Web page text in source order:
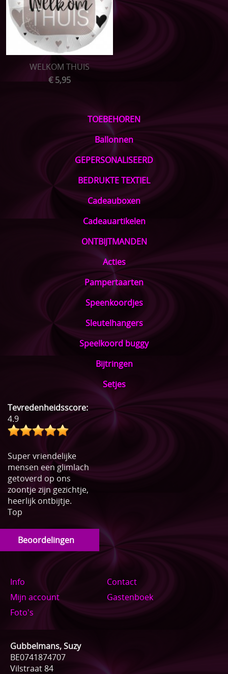
TOEBEHOREN
Ballonnen
GEPERSONALISEERD
BEDRUKTE TEXTIEL
Cadeauboxen
Cadeauartikelen
ONTBIJTMANDEN
Acties
Pampertaarten
Speenkoordjes
Sleutelhangers
Speelkoord buggy
Bijtringen
Setjes
Tevredenheidsscore:
4.9
Super vriendelijke
mensen een glimlach
getoverd op ons
zoontje zijn gezichtje,
heerlijk ontbijtje.
Top
Beoordelingen
WELKOM THUIS
€ 5,95
Info
Contact
Mijn account
Gastenboek
Foto's
Gubbelmans, Suzy
BE0741874707
Vilstraat 84